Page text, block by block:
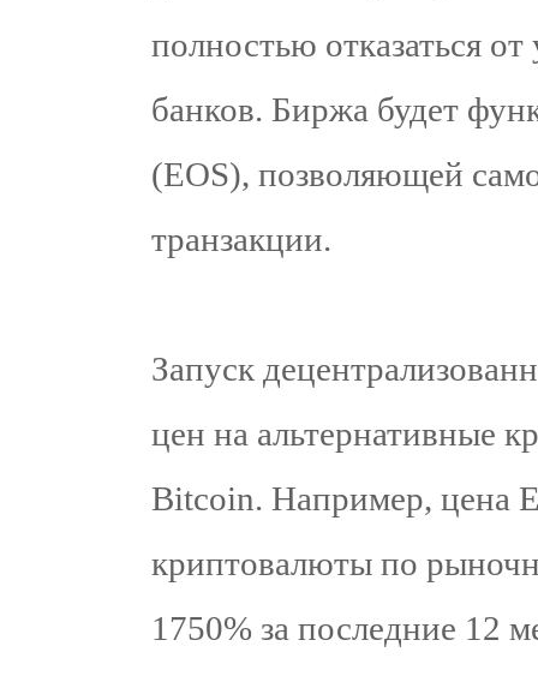
полностью отказаться
банков. Биржа будет
(EOS), позволяющей
транзакции.
Запуск
цен на альтернативные
Bitcoin. Например, цена
криптовалюты по
1750% за последние 12